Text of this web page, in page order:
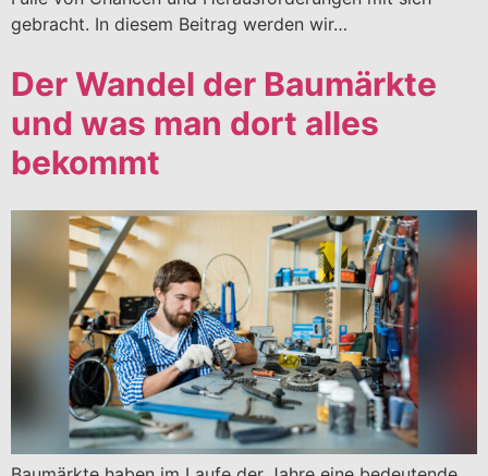
gebracht. In diesem Beitrag werden wir…
Der Wandel der Baumärkte
und was man dort alles
bekommt